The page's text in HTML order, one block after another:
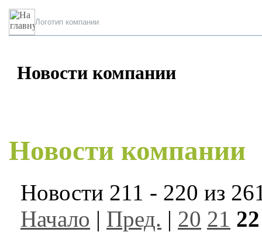
Логотип компании
Новости компании
Новости компании
Новости 211 - 220 из
Начало | Пред. | 20 21 22